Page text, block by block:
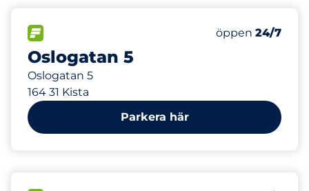
Oslogatan 5
Oslogatan 5
164 31 Kista
Antal
Totalt antal
Lördag
öppen 24/7
108 m
Parkera här
133 m